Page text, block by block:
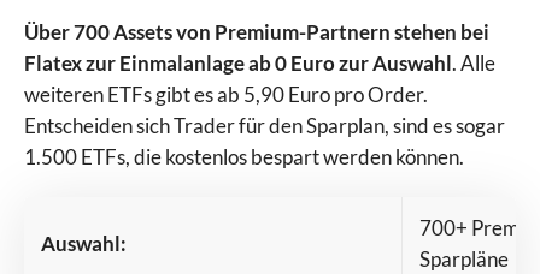
Über 700 Assets von Premium-Partnern stehen bei
Flatex zur Einmalanlage ab 0 Euro zur Auswahl. Alle
weiteren ETFs gibt es ab 5,90 Euro pro Order.
Entscheiden sich Trader für den Sparplan, sind es sogar
1.500 ETFs, die kostenlos bespart werden können.
Auswahl:
700+
Sparpläne